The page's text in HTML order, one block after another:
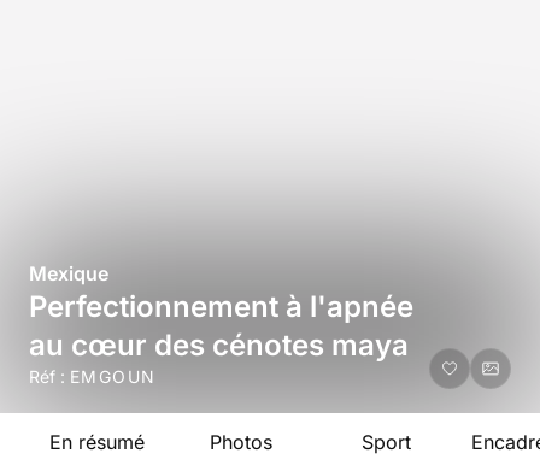
Mexique
Perfectionnement à l'apnée
au cœur des cénotes maya
Réf : EMGOUN
En résumé Photos Sport